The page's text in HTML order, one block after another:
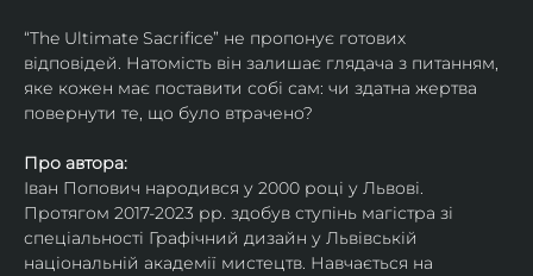
“The Ultimate Sacrifice” не пропонує готових
відповідей. Натомість він залишає глядача з питанням,
яке кожен має поставити собі сам: чи здатна жертва
повернути те, що було втрачено?
Про автора:
Іван Попович народився у 2000 році у Львові.
Протягом 2017-2023 рр. здобув ступінь магістра зі
спеціальності Графічний дизайн у Львівській
національній академії мистецтв. Навчається на